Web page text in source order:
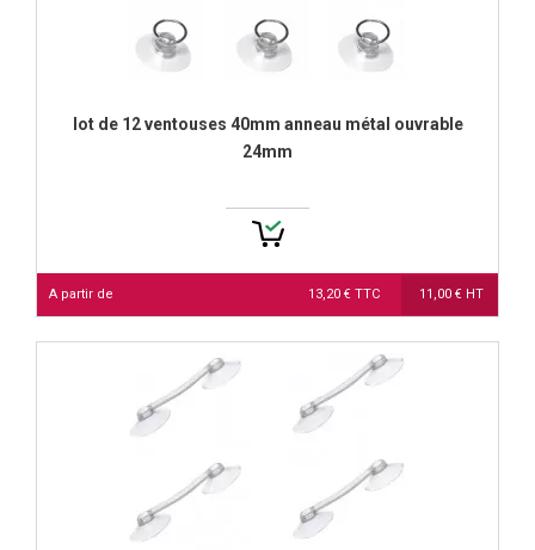
lot de 12 ventouses 40mm anneau métal ouvrable
24mm
A partir de 13,20 € TTC 11,00 € HT